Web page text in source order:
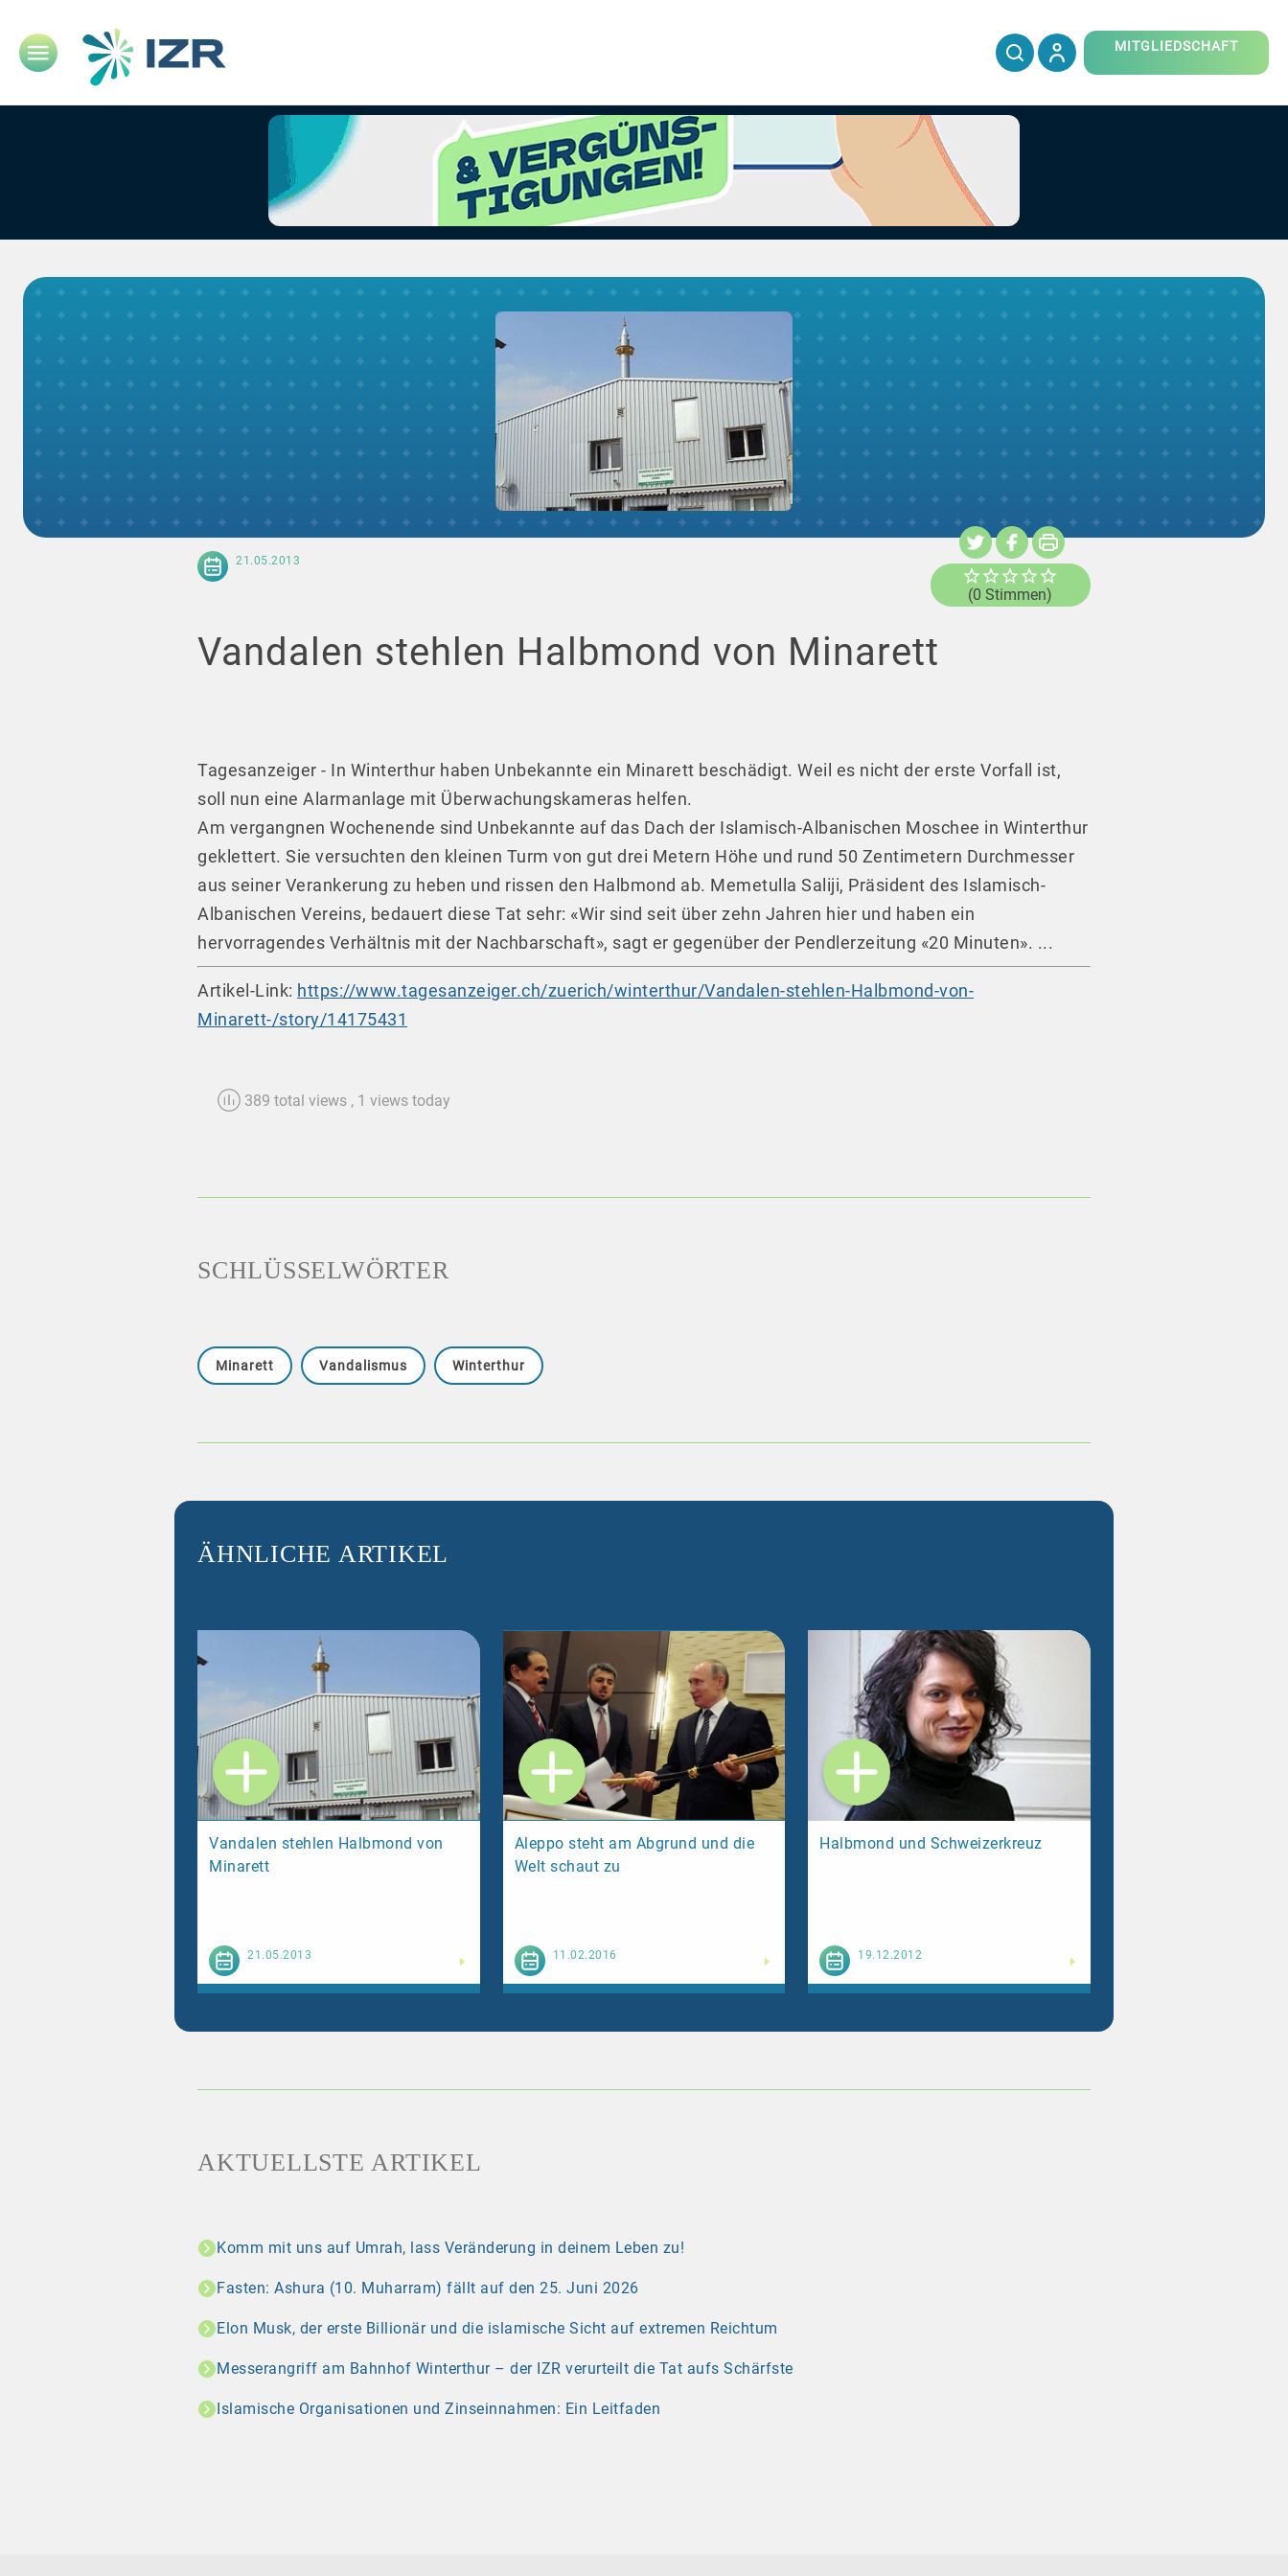
MITGLIEDSCHAFT
21.05.2013
(0 Stimmen)
Vandalen stehlen Halbmond von Minarett
Tagesanzeiger - In Winterthur haben Unbekannte ein Minarett beschädigt. Weil es nicht der erste Vorfall ist,
soll nun eine Alarmanlage mit Überwachungskameras helfen.
Am vergangnen Wochenende sind Unbekannte auf das Dach der Islamisch-Albanischen Moschee in Winterthur
geklettert. Sie versuchten den kleinen Turm von gut drei Metern Höhe und rund 50 Zentimetern Durchmesser
aus seiner Verankerung zu heben und rissen den Halbmond ab. Memetulla Saliji, Präsident des Islamisch-
Albanischen Vereins, bedauert diese Tat sehr: «Wir sind seit über zehn Jahren hier und haben ein
hervorragendes Verhältnis mit der Nachbarschaft», sagt er gegenüber der Pendlerzeitung «20 Minuten». ...
Artikel-Link: https://www.tagesanzeiger.ch/zuerich/winterthur/Vandalen-stehlen-Halbmond-von-
Minarett-/story/14175431
389 total views , 1 views today
SCHLÜSSELWÖRTER
Minarett Vandalismus Winterthur
ÄHNLICHE ARTIKEL
Vandalen stehlen Halbmond von
Minarett
21.05.2013
Aleppo steht am Abgrund und die
Welt schaut zu
11.02.2016
Halbmond und Schweizerkreuz
19.12.2012
AKTUELLSTE ARTIKEL
Komm mit uns auf Umrah, lass Veränderung in deinem Leben zu!
Fasten: Ashura (10. Muharram) fällt auf den 25. Juni 2026
Elon Musk, der erste Billionär und die islamische Sicht auf extremen Reichtum
Messerangriff am Bahnhof Winterthur – der IZR verurteilt die Tat aufs Schärfste
Islamische Organisationen und Zinseinnahmen: Ein Leitfaden